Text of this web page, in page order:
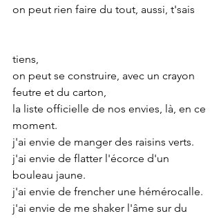
on peut rien faire du tout, aussi, t'sais
tiens,
on peut se construire, avec un crayon
feutre et du carton,
la liste officielle de nos envies, là, en ce
moment.
j'ai envie de manger des raisins verts.
j'ai envie de flatter l'écorce d'un
bouleau jaune.
j'ai envie de frencher une hémérocalle.
j'ai envie de me shaker l'âme sur du